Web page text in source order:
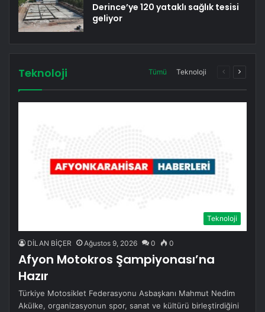
Derince’ye 120 yataklı sağlık tesisi
geliyor
Teknoloji Tümü Teknoloji
ÖncekiSonraki
Teknoloji
DİLAN BİÇER Ağustos 9, 2026 0 0
Afyon Motokros Şampiyonası’na
Hazır
Türkiye Motosiklet Federasyonu Asbaşkanı Mahmut Nedim
Akülke, organizasyonun spor, sanat ve kültürü birleştirdiğini